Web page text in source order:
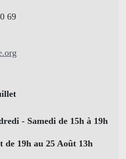
69
- Samedi de 15h à 19h
19h au 25 Août 13h